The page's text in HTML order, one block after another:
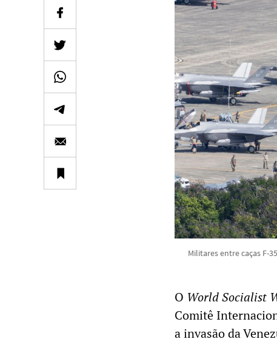
Militares entre caças F-
O World Socialist
Comitê
a invasão da